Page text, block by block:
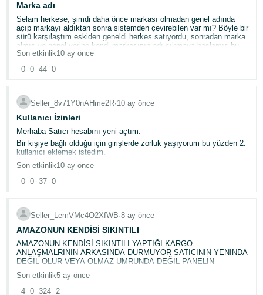
Marka adı
Selam herkese, şimdi daha önce markası olmadan genel adında
açıp markayı aldıktan sonra sistemden çevirebilen var mı? Böyle bir
sürü karşılaştım eskiden geneldi herkes satıyordu, sonradan marka
almış ve genel yerine kendi markasının adı çıkmaya başlamış bu
nasıl oluyor? ben bunu amazona sorduğumda mümkün değil dendi
çözümü bilen var mı ben deniyorum olmuyor hata veriyor
Son etkinlik10 ay önce
0 0 44 0
Seller_8v71Y0nAHme2R∙10 ay önce
Kullanıcı İzinleri
Merhaba Satıcı hesabını yeni açtım.
Bir kişiye bağlı olduğu için girişlerde zorluk yaşıyorum bu yüzden 2.
kullanıcı eklemek istedim.
2. kişiye e-posta ile davet gönderdim ve kabul etti ama eklenen
kişilerde onay bekliyor kısmında duruyor, 2. kişi kendi giriş
yapamıyor.
Son etkinlik10 ay önce
0 0 37 0
Seller_LemVMc4O2XfWB∙8 ay önce
AMAZONUN KENDİSİ SIKINTILI
AMAZONUN KENDİSİ SIKINTILI YAPTIĞI KARGO
ANLAŞMALRININ ARKASINDA DURMUYOR SATICININ YENINDA
DEĞİL OLUR VEYA OLMAZ UMRUNDA DEĞİL PANELİN
Son etkinlik5 ay önce
4 0 324 2